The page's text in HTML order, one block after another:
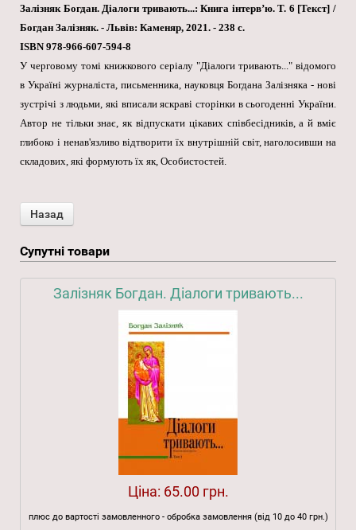
Залізняк Богдан. Діалоги тривають...: Книга інтерв’ю. Т. 6 [Текст] /
Богдан Залізняк. - Львів: Каменяр, 2021. - 238 с.
ISBN 978-966-607-594-8
У черговому томі книжкового серіалу "Діалоги тривають..." відомого
в Україні журналіста, письменника, науковця Богдана Залізняка - нові
зустрічі з людьми, які вписали яскраві сторінки в сьогоденні України.
Автор не тільки знає, як відпускати цікавих співбесідників, а й вміє
глибоко і ненав'язливо відтворити їх внутрішній світ, наголосивши на
складових, які формують їх як, Особистостей.
Супутні товари
Залізняк Богдан. Діалоги тривають...
Ціна: 65.00 грн.
плюс до вартості замовленного - обробка замовлення (від 10 до 40 грн.)